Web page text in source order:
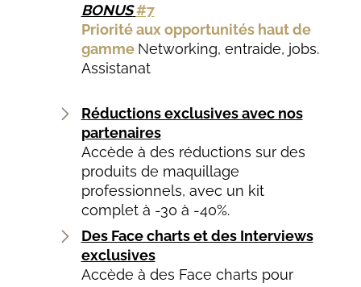
BONUS #7
Priorité aux opportunités haut de
gamme Networking, entraide, jobs.
Assistanat
Réductions exclusives avec nos
partenaires
Accède à des réductions sur des
produits de maquillage
professionnels, avec un kit
complet à -30 à -40%.
Des Face charts et des Interviews
exclusives
Accède à des Face charts pour